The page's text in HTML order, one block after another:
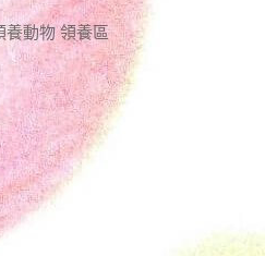
養動物 領養區